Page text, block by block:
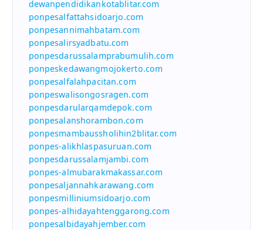
dewanpendidikankotablitar.com
ponpesalfattahsidoarjo.com
ponpesannimahbatam.com
ponpesalirsyadbatu.com
ponpesdarussalamprabumulih.com
ponpeskedawangmojokerto.com
ponpesalfalahpacitan.com
ponpeswalisongosragen.com
ponpesdarularqamdepok.com
ponpesalanshorambon.com
ponpesmambaussholihin2blitar.com
ponpes-alikhlaspasuruan.com
ponpesdarussalamjambi.com
ponpes-almubarakmakassar.com
ponpesaljannahkarawang.com
ponpesmilliniumsidoarjo.com
ponpes-alhidayahtenggarong.com
ponpesalbidayahjember.com